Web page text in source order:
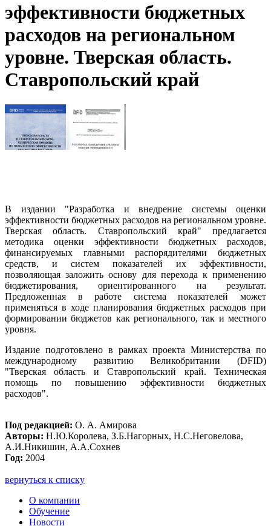
эффективности бюджетных
расходов на региональном
уровне. Тверская область.
Ставропольский край
В издании "Разработка и внедрение системы оценки
эффективности бюджетных расходов на региональном уровне.
Тверская область. Ставропольский край" предлагается
методика оценки эффективности бюджетных расходов,
финансируемых главными распорядителями бюджетных
средств, и систем показателей их эффективности,
позволяющая заложить основу для перехода к применению
бюджетирования, ориентированного на результат.
Предложенная в работе система показателей может
применяться в ходе планирования бюджетных расходов при
формировании бюджетов как регионального, так и местного
уровня.
Издание подготовлено в рамках проекта Министерства по
международному развитию Великобритании (DFID)
"Тверская область и Ставропольский край. Техническая
помощь по повышению эффективности бюджетных
расходов".
Под редакцией: О. А. Амирова
Авторы: Н.Ю.Королева, З.Б.Нагорных, Н.С.Неговелова,
А.И.Никишин, А.А.Сохнев
Год: 2004
вернуться к списку
О компании
Обучение
Новости